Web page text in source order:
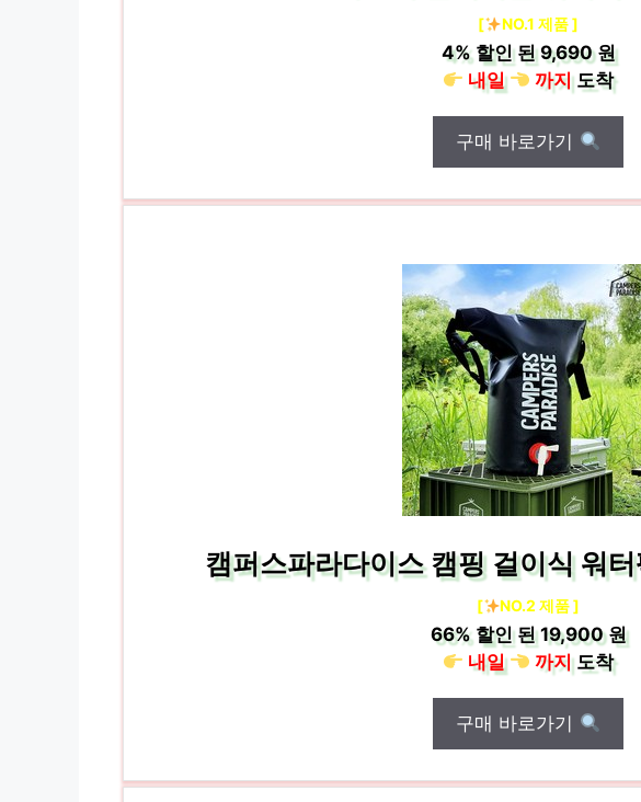
[ NO.1 제품 ]
4%할인 된9,690 원
내일
까지도착
구매 바로가기
캠퍼스파라다이스 캠핑 걸이식 워
[ NO.2 제품 ]
66%할인 된19,900 원
내일
까지도착
구매 바로가기